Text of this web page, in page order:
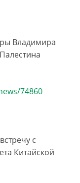
Владимира
74860
с
Китайской